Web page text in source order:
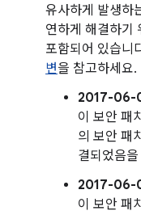
유사하게 발생하
연하게 해결하기
포함되어 있습니
변을 참고하세요.
2017-06-
이 보안 패
의 보안 패
결되었음
2017-06-
이 보안 패